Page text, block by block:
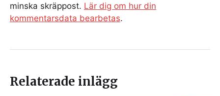
minska skräppost. Lär dig om hur din
kommentarsdata bearbetas.
Relaterade inlägg